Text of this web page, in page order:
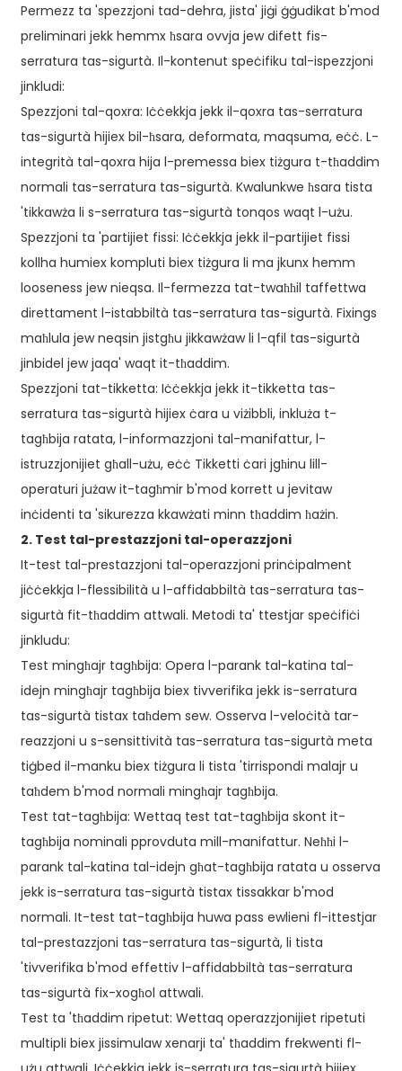
Permezz ta 'spezzjoni tad-dehra, jista' jiġi ġġudikat b'mod
preliminari jekk hemmx ħsara ovvja jew difett fis-
serratura tas-sigurtà. Il-kontenut speċifiku tal-ispezzjoni
jinkludi:
Spezzjoni tal-qoxra: Iċċekkja jekk il-qoxra tas-serratura
tas-sigurtà hijiex bil-ħsara, deformata, maqsuma, eċċ. L-
integrità tal-qoxra hija l-premessa biex tiżgura t-tħaddim
normali tas-serratura tas-sigurtà. Kwalunkwe ħsara tista
'tikkawża li s-serratura tas-sigurtà tonqos waqt l-użu.
Spezzjoni ta 'partijiet fissi: Iċċekkja jekk il-partijiet fissi
kollha humiex kompluti biex tiżgura li ma jkunx hemm
looseness jew nieqsa. Il-fermezza tat-twaħħil taffettwa
direttament l-istabbiltà tas-serratura tas-sigurtà. Fixings
maħlula jew neqsin jistgħu jikkawżaw li l-qfil tas-sigurtà
jinbidel jew jaqa' waqt it-tħaddim.
Spezzjoni tat-tikketta: Iċċekkja jekk it-tikketta tas-
serratura tas-sigurtà hijiex ċara u viżibbli, inkluża t-
tagħbija ratata, l-informazzjoni tal-manifattur, l-
istruzzjonijiet għall-użu, eċċ Tikketti ċari jgħinu lill-
operaturi jużaw it-tagħmir b'mod korrett u jevitaw
inċidenti ta 'sikurezza kkawżati minn tħaddim ħażin.
2. Test tal-prestazzjoni tal-operazzjoni
It-test tal-prestazzjoni tal-operazzjoni prinċipalment
jiċċekkja l-flessibilità u l-affidabbiltà tas-serratura tas-
sigurtà fit-tħaddim attwali. Metodi ta' ttestjar speċifiċi
jinkludu:
Test mingħajr tagħbija: Opera l-parank tal-katina tal-
idejn mingħajr tagħbija biex tivverifika jekk is-serratura
tas-sigurtà tistax taħdem sew. Osserva l-veloċità tar-
reazzjoni u s-sensittività tas-serratura tas-sigurtà meta
tiġbed il-manku biex tiżgura li tista 'tirrispondi malajr u
taħdem b'mod normali mingħajr tagħbija.
Test tat-tagħbija: Wettaq test tat-tagħbija skont it-
tagħbija nominali pprovduta mill-manifattur. Neħħi l-
parank tal-katina tal-idejn għat-tagħbija ratata u osserva
jekk is-serratura tas-sigurtà tistax tissakkar b'mod
normali. It-test tat-tagħbija huwa pass ewlieni fl-ittestjar
tal-prestazzjoni tas-serratura tas-sigurtà, li tista
'tivverifika b'mod effettiv l-affidabbiltà tas-serratura
tas-sigurtà fix-xogħol attwali.
Test ta 'tħaddim ripetut: Wettaq operazzjonijiet ripetuti
multipli biex jissimulaw xenarji ta' tħaddim frekwenti fl-